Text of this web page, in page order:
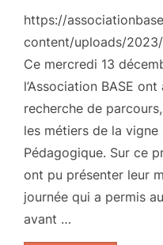
https://
content/uploads/
Ce mercredi 13
l’Association BASE
recherche de
les métiers de la vigne
Pédagogique. Sur ce
ont pu présenter leur
journée qui a permis
avant …